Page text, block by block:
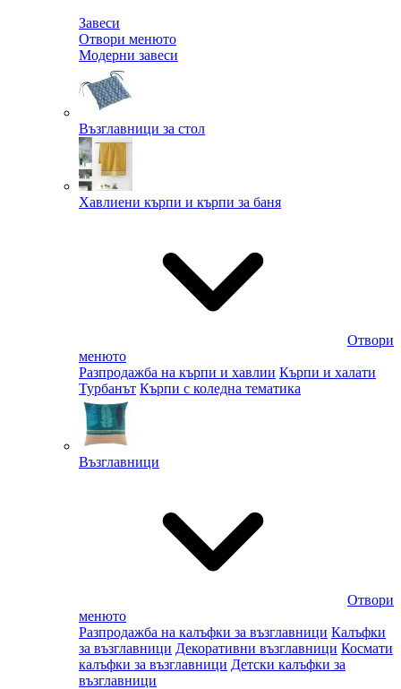
Завеси
Отвори менюто
Модерни завеси
Възглавници за стол
Хавлиени кърпи и кърпи за баня
Отвори
менюто
Разпродажба на кърпи и хавлии Кърпи и халати
Турбанът Кърпи с коледна тематика
Възглавници
Отвори
менюто
Разпродажба на калъфки за възглавници Калъфки
за възглавници Декоративни възглавници Космати
калъфки за възглавници Детски калъфки за
възглавници